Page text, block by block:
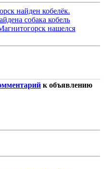
найден кобелёк.
собака кобель
нашелся
к объявлению